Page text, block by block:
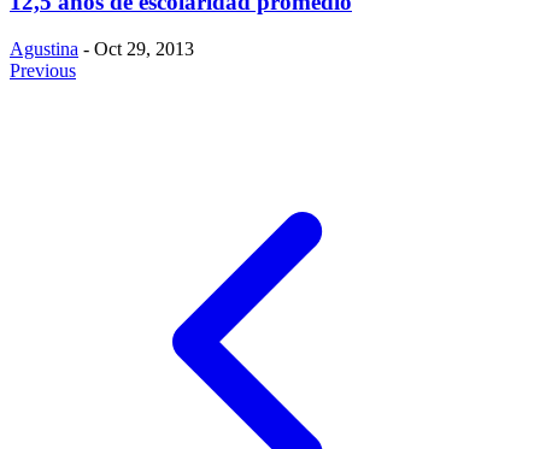
Agustina - Oct 29, 2013
Previous